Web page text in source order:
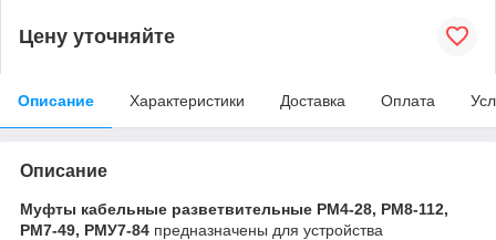
Цену уточняйте
Описание Характеристики Доставка Оплата
Описание
Муфты кабельные разветвительные РМ4-28, РМ8-112,
РМ7-49, РМУ7-84 предназначены для устройства